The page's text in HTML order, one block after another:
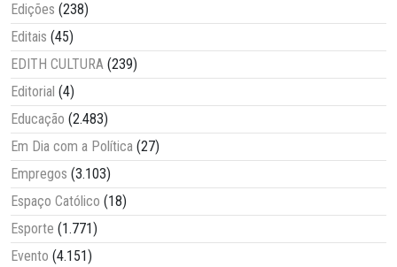
Edições (238)
Editais (45)
EDITH CULTURA (239)
Editorial (4)
Educação (2.483)
Em Dia com a Política (27)
Empregos (3.103)
Espaço Católico (18)
Esporte (1.771)
Evento (4.151)